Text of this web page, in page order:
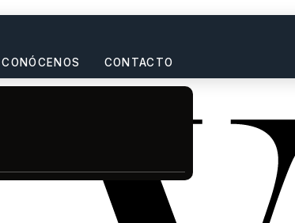
CONÓCENOS CONTACTO